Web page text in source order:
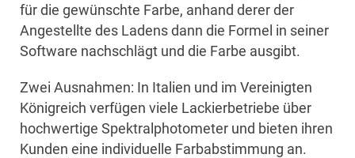
für die gewünschte Farbe, anhand derer der
Angestellte des Ladens dann die Formel in seiner
Software nachschlägt und die Farbe ausgibt.
Zwei Ausnahmen: In Italien und im Vereinigten
Königreich verfügen viele Lackierbetriebe über
hochwertige Spektralphotometer und bieten ihren
Kunden eine individuelle Farbabstimmung an.